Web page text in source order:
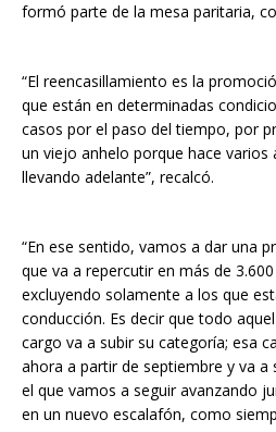
formó parte de la mesa paritaria,
“El reencasillamiento es la
que están en determinadas
casos por el paso del tiempo, por
un viejo anhelo porque hace varios
llevando adelante”, recalcó.
“En ese sentido, vamos a dar una
que va a repercutir en más de
excluyendo solamente a los que
conducción. Es decir que todo
cargo va a subir su categoría; esa
ahora a partir de septiembre y va a
el que vamos a seguir avanzando
en un nuevo escalafón, como